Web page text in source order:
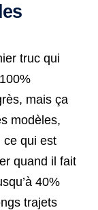
truc qui
mais ça
modèles,
ce qui est
quand il fait
40%
trajets